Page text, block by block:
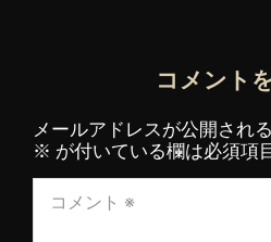
コメント
メールアドレスが公開され
※ が付いている欄は必須項